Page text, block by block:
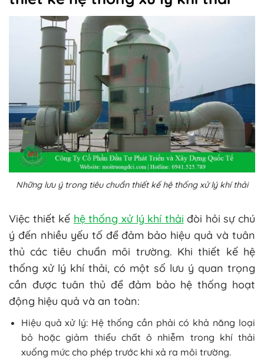
Những lưu ý trong tiêu chuẩn thiết kế hệ thống xử lý khí thải
Việc thiết kế hệ thống xử lý khí thải đòi hỏi sự chú
ý đến nhiều yếu tố để đảm bảo hiệu quả và tuân
thủ các tiêu chuẩn môi trường. Khi thiết kế hệ
thống xử lý khí thải, có một số lưu ý quan trọng
cần được tuân thủ để đảm bảo hệ thống hoạt
động hiệu quả và an toàn:
Hiệu quả xử lý: Hệ thống cần phải có khả năng loại
bỏ hoặc giảm thiểu chất ô nhiễm trong khí thải
xuống mức cho phép trước khi xả ra môi trường.